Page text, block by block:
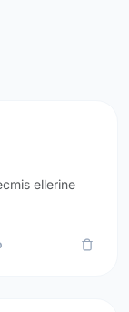
ellerine